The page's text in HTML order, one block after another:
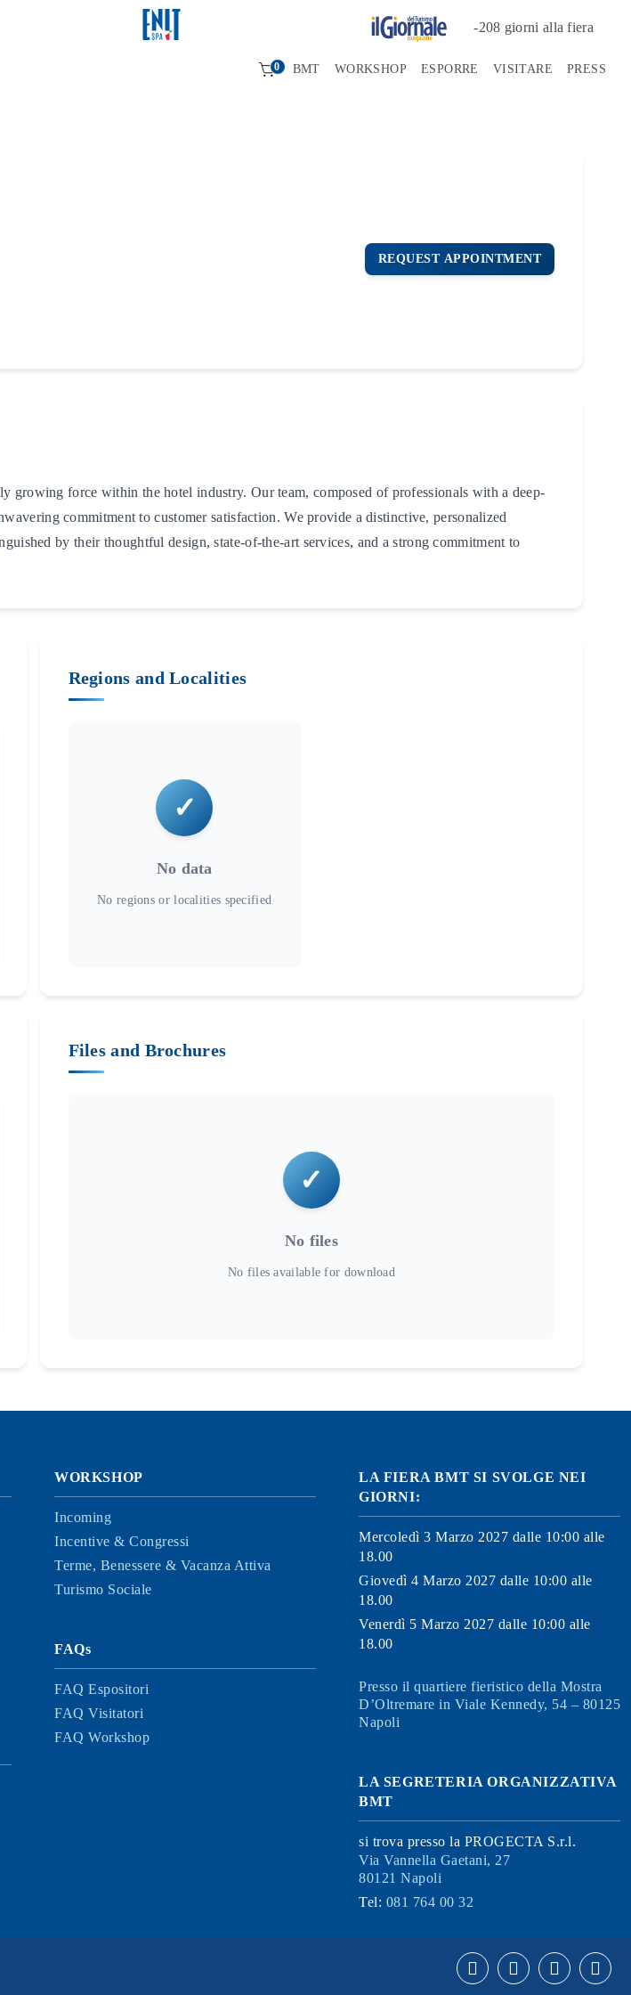
-208 giorni alla fiera
0 BMT WORKSHOP ESPORRE VISITARE PRESS
REQUEST APPOINTMENT
force within the hotel industry. Our team, composed of professionals with a deep-
commitment to customer satisfaction. We provide a distinctive, personalized
by their thoughtful design, state-of-the-art services, and a strong commitment to
Regions and Localities
No data
Files and Brochures
No files
WORKSHOP
Incoming
Incentive & Congressi
Terme, Benessere & Vacanza Attiva
Turismo Sociale
FAQs
FAQ Espositori
FAQ Visitatori
FAQ Workshop
LA FIERA BMT SI SVOLGE NEI
GIORNI:
Mercoledì 3 Marzo 2027 dalle 10:00 alle
18.00
Giovedì 4 Marzo 2027 dalle 10:00 alle
18.00
Venerdì 5 Marzo 2027 dalle 10:00 alle
18.00
Presso il quartiere fieristico della Mostra
D’Oltremare in Viale Kennedy, 54 – 80125
Napoli
LA SEGRETERIA ORGANIZZATIVA
BMT
si trova presso la PROGECTA S.r.l.
Via Vannella Gaetani, 27
80121 Napoli
Tel: 081 764 00 32